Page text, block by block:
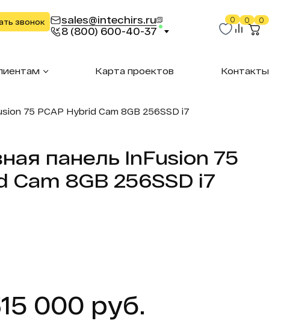
звонок
sales@intechirs.ru
8 (800) 600-40-37
0 0 0
Карта проектов Контакты
75 PCAP Hybrid Cam 8GB 256SSD i7
панель InFusion 75
Cam 8GB 256SSD i7
000 руб.